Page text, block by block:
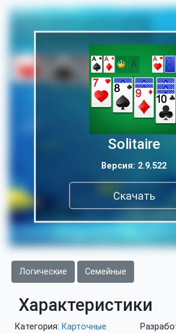
Solitaire
Версия: 2.9.522
Скачать
Логические Семейные
Характеристики
Категория: Карточные